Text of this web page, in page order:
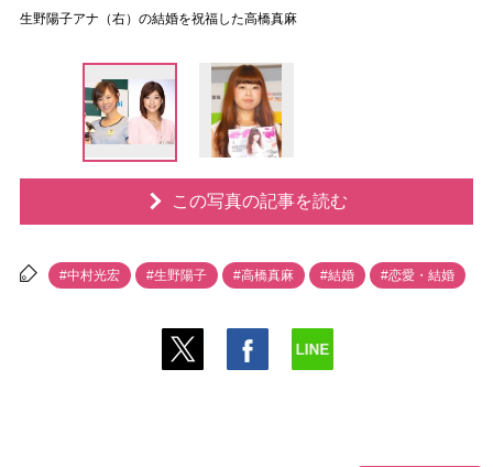
生野陽子アナ（右）の結婚を祝福した高橋真麻
この写真の記事を読む
#中村光宏 #生野陽子 #高橋真麻 #結婚 #恋愛・結婚